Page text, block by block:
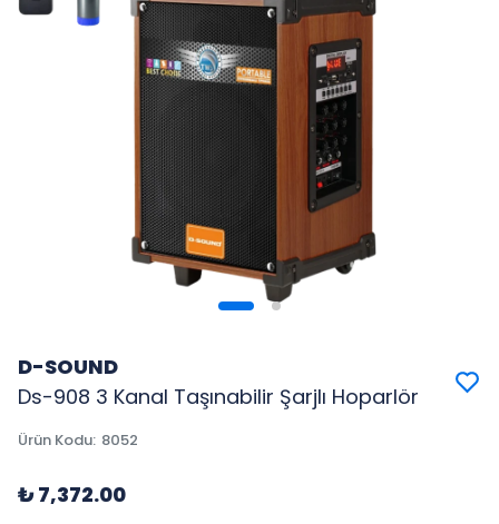
D-SOUND
Ds-908 3 Kanal Taşınabilir Şarjlı Hoparlör
Ürün Kodu: 8052
₺ 7,372.00